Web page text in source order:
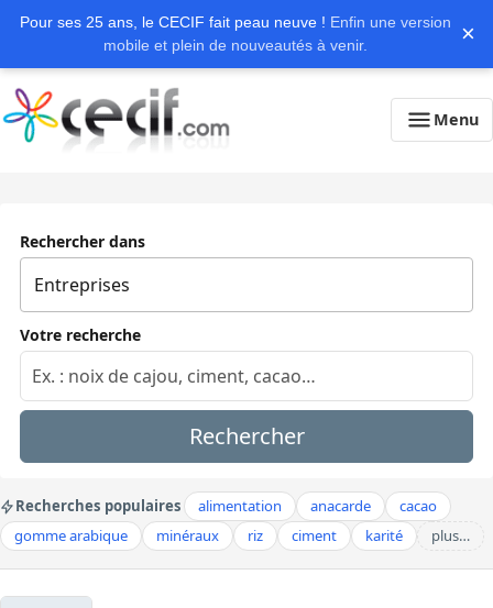
Pour ses 25 ans, le CECIF fait peau neuve ! Enfin une version
mobile et plein de nouveautés à venir.
×
Menu
Rechercher dans
Votre recherche
Rechercher
Recherches populaires alimentation anacarde
cacao
gomme arabique
minéraux riz ciment karité plus…